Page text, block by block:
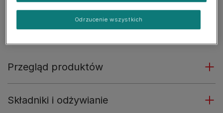
wybierają.
Zobacz więcej
Przegląd produktów
Składniki i odżywianie
Odrzucenie wszystkich